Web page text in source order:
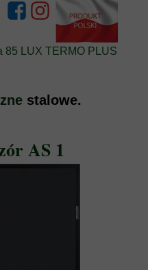
85 LUX TERMO PLUS
stalowe.
AS 1